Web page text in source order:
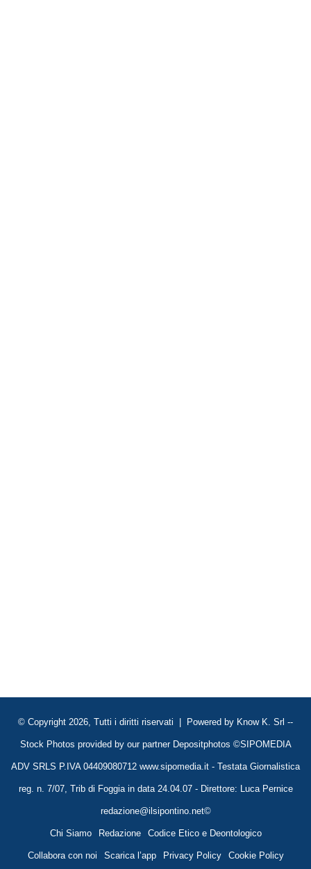
© Copyright 2026, Tutti i diritti riservati | Powered by Know K. Srl --
Stock Photos provided by our partner Depositphotos ©SIPOMEDIA
ADV SRLS P.IVA 04409080712 www.sipomedia.it - Testata Giornalistica
reg. n. 7/07, Trib di Foggia in data 24.04.07 - Direttore: Luca Pernice
redazione@ilsipontino.net©
Chi Siamo Redazione Codice Etico e Deontologico
Collabora con noi Scarica l’app Privacy Policy Cookie Policy